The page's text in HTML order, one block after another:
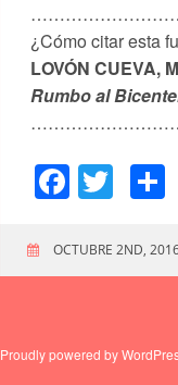
¿Cómo citar esta
LOVÓN CUEVA,
Rumbo al
OCTUBRE 2ND,
Proudly powered by